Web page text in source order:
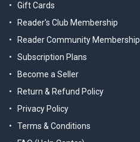
Gift Cards
Reader's Club Membership
Reader Community Membership
Subscription Plans
Become a Seller
Return & Refund Policy
Privacy Policy
Terms & Conditions